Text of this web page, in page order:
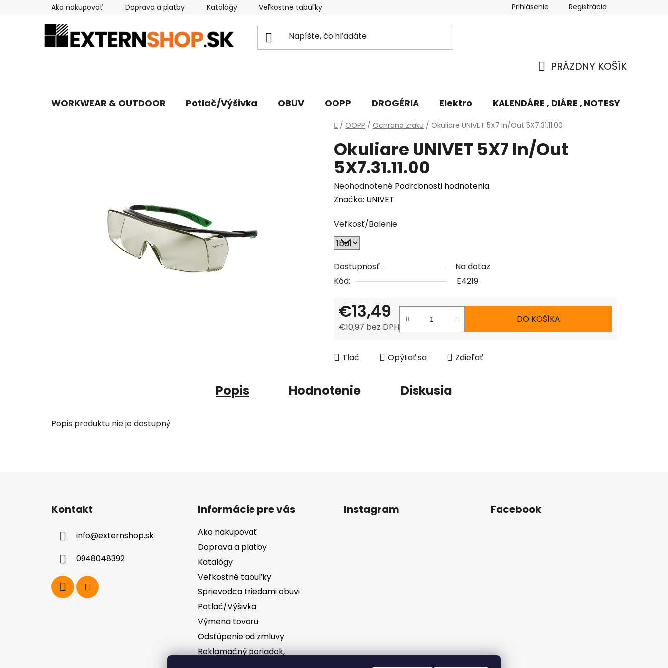
Ako nakupovať Doprava a platby Katalógy Veľkostné tabuľky Výmena tovaru Odstúpenie od
Prihlásenie Registrácia
KOŠÍK
PRÁZDNY KOŠÍK
WORKWEAR & OUTDOOR Potlač/Výšivka OBUV OOPP DROGÉRIA Elektro KALENDÁRE , DIÁRE , NOTESY
Domov
/ OOPP / Ochrana zraku / Okuliare UNIVET 5X7 In/Out 5X7.31.11.00
Okuliare UNIVET 5X7 In/Out
5X7.31.11.00
Priemerné
hodnotenie
je
0,0
z
5
hviezdičiek.
Neohodnotené Podrobnosti hodnotenia
Značka: UNIVET
Veľkosť/Balenie
Dostupnosť
Na dotaz
Kód:
E4219
€13,49
€10,97 bez DPH
DO KOŠÍKA
Tlač Opýtať sa Zdieľať
Popis Hodnotenie Diskusia
Popis produktu nie je dostupný
Kontakt
info@externshop.sk
0948048392
Informácie pre vás
Ako nakupovať
Doprava a platby
Katalógy
Veľkostné tabuľky
Sprievodca triedami obuvi
Potlač/Výšivka
Výmena tovaru
Odstúpenie od zmluvy
Reklamačný poriadok,
Instagram Facebook